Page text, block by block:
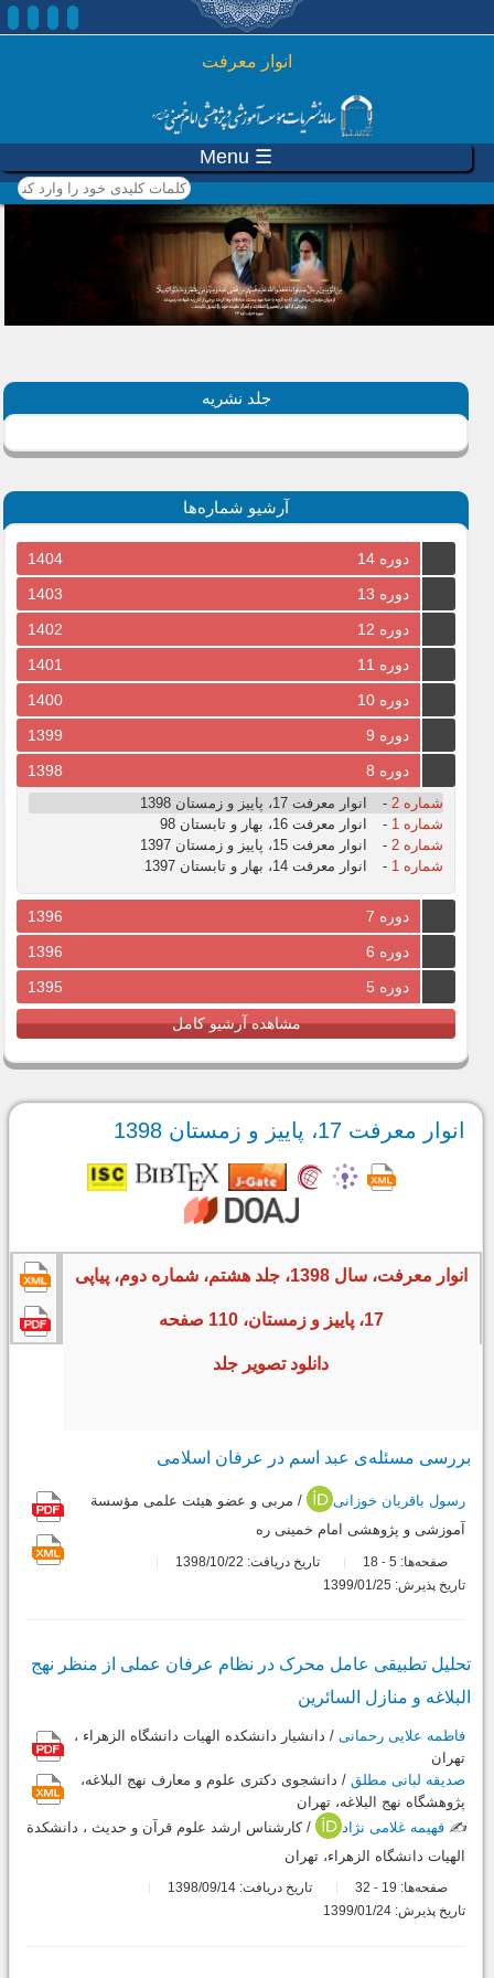
رفتن به محتوای اصلی
انوار معرفت
☰ Menu
کلمات کلیدی خود را وارد
کنید
جلد نشریه
آرشیو شماره‌ها
دوره 14
1404
دوره 13
1403
دوره 12
1402
دوره 11
1401
دوره 10
1400
دوره 9
1399
دوره 8
1398
شماره 2 -
انوار معرفت 17، پاییز و زمستان 1398
شماره 1
-
انوار معرفت 16، بهار و تابستان 98
شماره 2
-
انوار معرفت 15، پاییز و زمستان 1397
شماره 1
- انوار معرفت 14، بهار و تابستان 1397
دوره 7
1396
دوره 6
1396
دوره 5
1395
مشاهده آرشیو کامل
انوار معرفت 17، پاییز و زمستان 1398
انوار معرفت، سال 1398، جلد هشتم، شماره دوم، پیاپی
17، پاییز و زمستان، 110 صفحه
دانلود تصویر جلد
بررسی مسئله‌ی عبد اسم در عرفان اسلامی
رسول باقریان خوزانی
/ مربی و عضو هیئت علمی مؤسسة
آموزشی و پژوهشی امام خمینی ره
صفحه‌ها: 5
-
تاریخ دریافت: 1398/10/22
تاریخ پذیرش: 1399/01/25
تحلیل تطبیقی عامل محرک در نظام عرفان عملی از منظر نهج
البلاغه و منازل السائرین
فاطمه علایی رحمانی / دانشیار دانشکده الهیات دانشگاه الزهراء ،
تهران
صدیقه لبانی مطلق / دانشجوی دکتری علوم و معارف نهج البلاغه،
پژوهشگاه نهج البلاغه، تهران
✍️ فهیمه غلامی نژاد
/ کارشناس ارشد علوم قرآن و حدیث ، دانشکدة
الهیات دانشگاه الزهراء، تهران
صفحه‌ها: 19
-
تاریخ دریافت: 1398/09/14
تاریخ پذیرش: 1399/01/24